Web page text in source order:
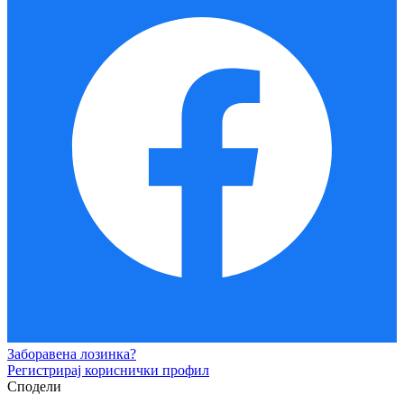
Заборавена лозинка?
Регистрирај кориснички профил
Сподели